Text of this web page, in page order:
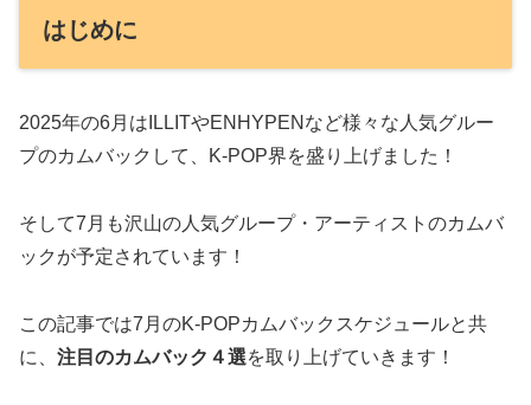
はじめに
2025年の6月はILLITやENHYPENなど様々な人気グルー
プのカムバックして、K-POP界を盛り上げました！
そして7月も沢山の人気グループ・アーティストのカムバ
ックが予定されています！
この記事では7月のK-POPカムバックスケジュールと共
に、 注目のカムバック４選を取り上げていきます！